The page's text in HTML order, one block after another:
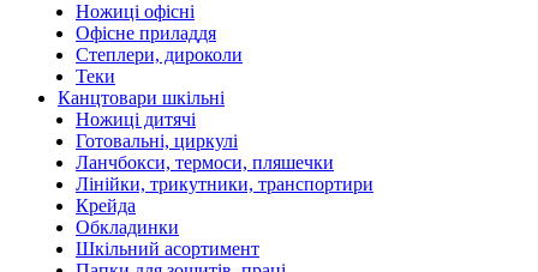
Ножиці офісні
Офісне приладдя
Степлери, дироколи
Теки
Канцтовари шкільні
Ножиці дитячі
Готовальні, циркулі
Ланчбокси, термоси, пляшечки
Лінійки, трикутники, транспортири
Крейда
Обкладинки
Шкільний асортимент